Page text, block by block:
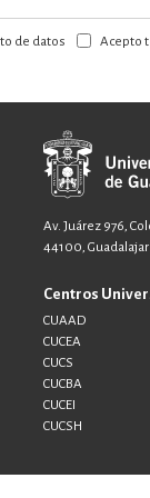
de datos Acepto
Av. Juárez 976,
44100,
Centros
CUAAD
CUCEA
CUCS
CUCBA
CUCEI
CUCSH